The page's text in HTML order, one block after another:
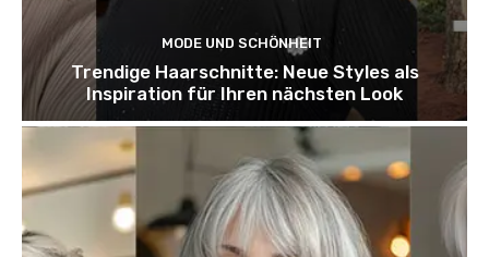
MODE UND SCHÖNHEIT
Trendige Haarschnitte: Neue Styles als
Inspiration für Ihren nächsten Look